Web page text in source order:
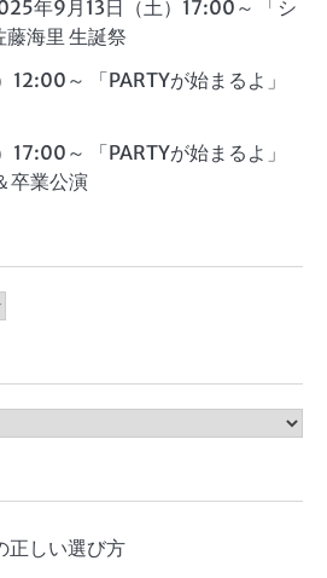
年9月13日（土）17:00～ 「シ
海里 生誕祭
～ 「PARTYが始まるよ」
～ 「PARTYが始まるよ」
卒業公演
正しい選び方